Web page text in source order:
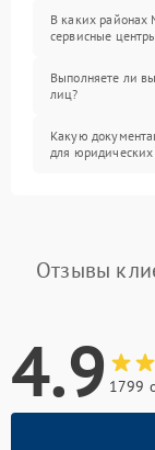
В каких районах
сервисные
Выполняете ли
лиц?
Какую
для
Отзывы
4.9 1799